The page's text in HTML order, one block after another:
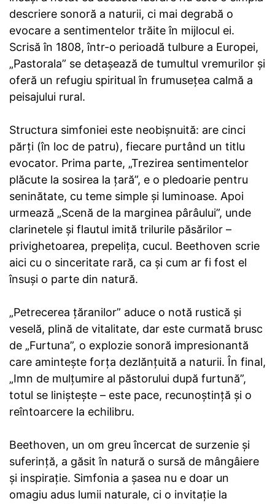
descriere sonoră a naturii, ci mai degrabă o
evocare a sentimentelor trăite în mijlocul ei.
Scrisă în 1808, într-o perioadă tulbure a Europei,
„Pastorala” se detașează de tumultul vremurilor și
oferă un refugiu spiritual în frumusețea calmă a
peisajului rural.
Structura simfoniei este neobișnuită: are cinci
părți (în loc de patru), fiecare purtând un titlu
evocator. Prima parte, „Trezirea sentimentelor
plăcute la sosirea la țară”, e o pledoarie pentru
seninătate, cu teme simple și luminoase. Apoi
urmează „Scenă de la marginea pârâului”, unde
clarinetele și flautul imită trilurile păsărilor –
privighetoarea, prepelița, cucul. Beethoven scrie
aici cu o sinceritate rară, ca și cum ar fi fost el
însuși o parte din natură.
„Petrecerea țăranilor” aduce o notă rustică și
veselă, plină de vitalitate, dar este curmată brusc
de „Furtuna”, o explozie sonoră impresionantă
care amintește forța dezlănțuită a naturii. În final,
„Imn de mulțumire al păstorului după furtună”,
totul se liniștește – este pace, recunoștință și o
reîntoarcere la echilibru.
Beethoven, un om greu încercat de surzenie și
suferință, a găsit în natură o sursă de mângâiere
și inspirație. Simfonia a șasea nu e doar un
omagiu adus lumii naturale, ci o invitație la